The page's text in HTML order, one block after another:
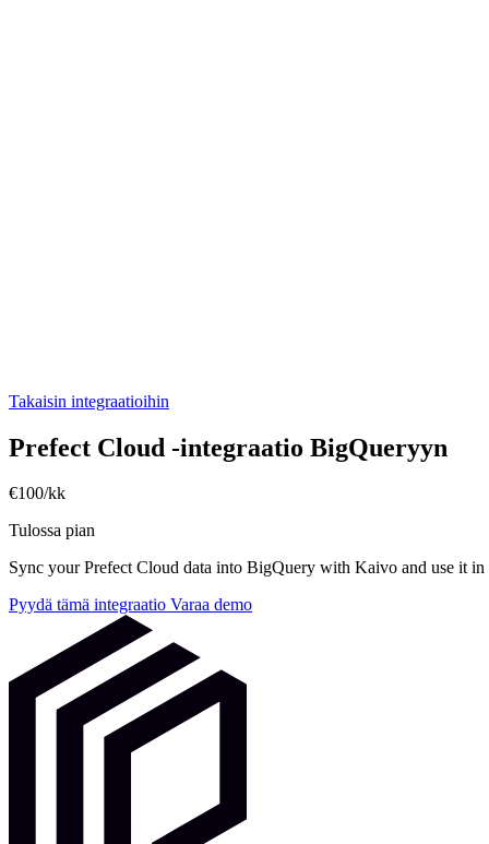
Takaisin integraatioihin
Prefect Cloud -integraatio BigQueryyn
€100/kk
Tulossa pian
Sync your Prefect Cloud data into BigQuery with Kaivo and use it
Pyydä tämä integraatio Varaa demo